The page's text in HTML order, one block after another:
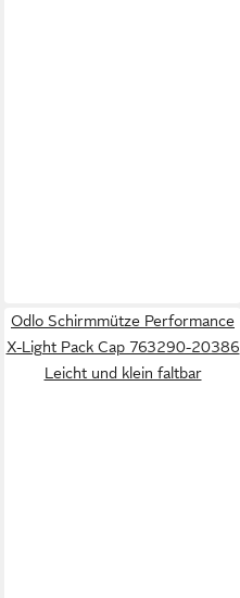
Odlo Schirmmütze Performance
X-Light Pack Cap 763290-20386
Leicht und klein faltbar